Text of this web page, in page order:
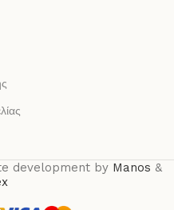
development by Manos &